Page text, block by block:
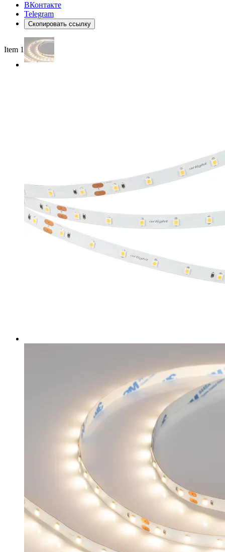
ВКонтакте
Telegram
Скопировать ссылку
Item 1 of 2